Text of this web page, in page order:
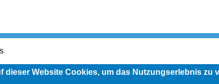
dieser Website Cookies, um das Nutzungserlebnis zu